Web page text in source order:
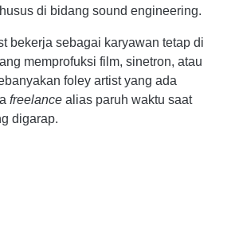
di bidang sound engineering.
bekerja sebagai karyawan tetap di
memprofuksi film, sinetron, atau
foley artist yang ada
freelance alias paruh waktu saat
digarap.